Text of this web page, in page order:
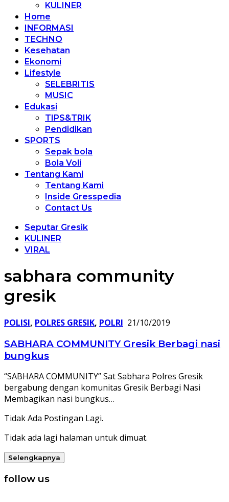
KULINER
Home
INFORMASI
TECHNO
Kesehatan
Ekonomi
Lifestyle
SELEBRITIS
MUSIC
Edukasi
TIPS&TRIK
Pendidikan
SPORTS
Sepak bola
Bola Voli
Tentang Kami
Tentang Kami
Inside Gresspedia
Contact Us
Seputar Gresik
KULINER
VIRAL
sabhara community
gresik
POLISI, POLRES GRESIK, POLRI 21/10/2019
SABHARA COMMUNITY Gresik Berbagi nasi
bungkus
“SABHARA COMMUNITY” Sat Sabhara Polres Gresik
bergabung dengan komunitas Gresik Berbagi Nasi
Membagikan nasi bungkus…
Tidak Ada Postingan Lagi.
Tidak ada lagi halaman untuk dimuat.
Selengkapnya
follow us